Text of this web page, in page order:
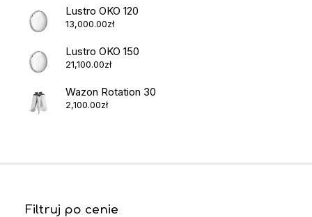
Lustro OKO 120
13,000.00zł
Lustro OKO 150
21,100.00zł
Wazon Rotation 30
2,100.00zł
Filtruj po cenie